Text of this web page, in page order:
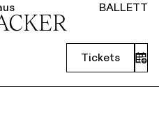
BALLETT
Tickets